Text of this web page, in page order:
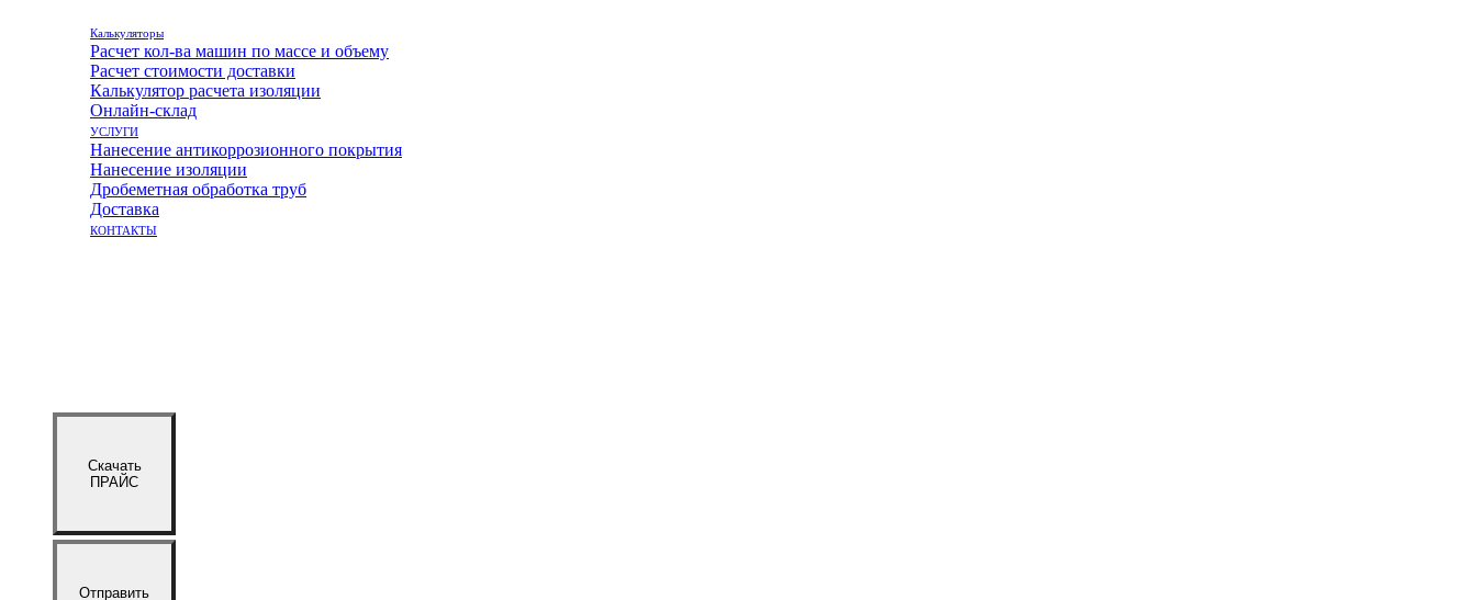
Калькуляторы
Расчет кол-ва машин по массе и объему
Расчет стоимости доставки
Калькулятор расчета изоляции
Онлайн-склад
УСЛУГИ
Нанесение антикоррозионного покрытия
Нанесение изоляции
Дробеметная обработка труб
Доставка
КОНТАКТЫ
Скачать
ПРАЙС
Отправить